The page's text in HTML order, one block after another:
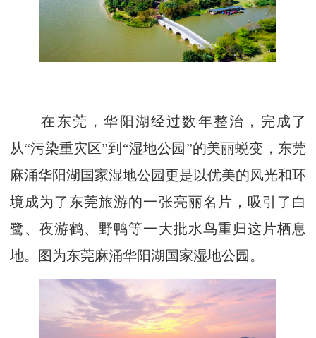
在东莞，华阳湖经过数年整治，完成了
从“污染重灾区”到“湿地公园”的美丽蜕变，东莞
麻涌华阳湖国家湿地公园更是以优美的风光和环
境成为了东莞旅游的一张亮丽名片，吸引了白
鹭、夜游鹤、野鸭等一大批水鸟重归这片栖息
地。图为东莞麻涌华阳湖国家湿地公园。